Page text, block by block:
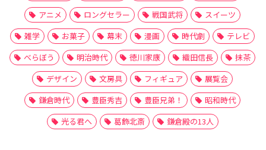
アニメ
ロングセラー 戦国武将
スイーツ
雑学
お菓子 幕末 漫画 時代劇
テレビ
べらぼう
明治時代 徳川家康 織田信長
抹茶
デザイン
文房具 フィギュア
展覧会
鎌倉時代
豊臣秀吉 豊臣兄弟！
昭和時代
光る君へ
葛飾北斎 鎌倉殿の13人